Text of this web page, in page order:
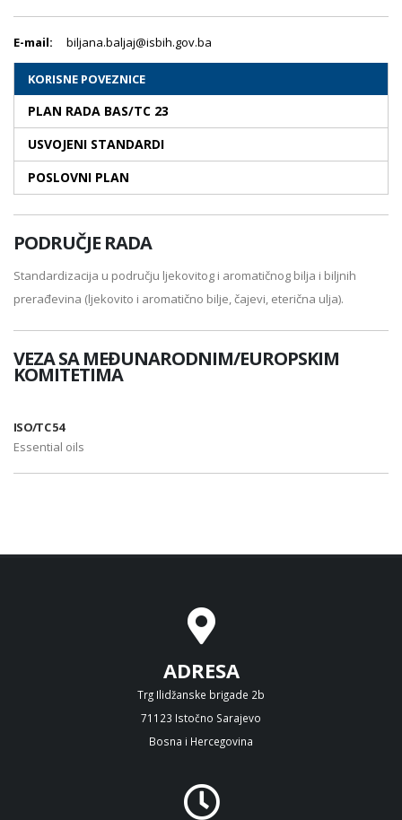
E-mail: biljana.baljaj@isbih.gov.ba
KORISNE POVEZNICE
PLAN RADA BAS/TC 23
USVOJENI STANDARDI
POSLOVNI PLAN
PODRUČJE RADA
Standardizacija u području ljekovitog i aromatičnog bilja i biljnih
prerađevina (ljekovito i aromatično bilje, čajevi, eterična ulja).
VEZA SA MEĐUNARODNIM/EUROPSKIM
KOMITETIMA
ISO/TC 54
Essential oils
ADRESA
Trg Ilidžanske brigade 2b
71123 Istočno Sarajevo
Bosna i Hercegovina